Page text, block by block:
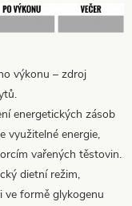
výkonu – zdroj
energetických zásob
využitelné energie,
vařených těstovin.
dietní režim,
ve formě glykogenu